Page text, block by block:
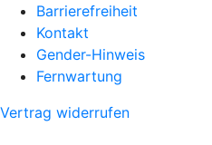
Barrierefreiheit
Kontakt
Gender-Hinweis
Fernwartung
Vertrag widerrufen